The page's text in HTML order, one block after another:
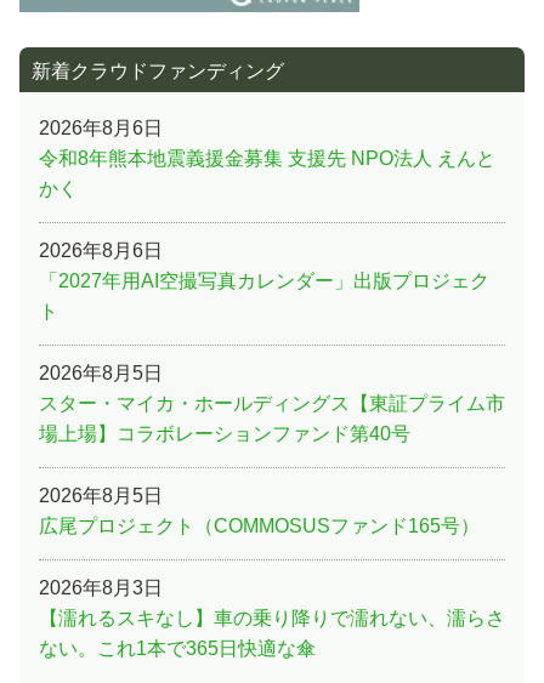
新着クラウドファンディング
2026年8月6日
令和8年熊本地震義援金募集 支援先 NPO法人 えんと
かく
2026年8月6日
「2027年用AI空撮写真カレンダー」出版プロジェク
ト
2026年8月5日
スター・マイカ・ホールディングス【東証プライム市
場上場】コラボレーションファンド第40号
2026年8月5日
広尾プロジェクト（COMMOSUSファンド165号）
2026年8月3日
【濡れるスキなし】車の乗り降りで濡れない、濡らさ
ない。これ1本で365日快適な傘